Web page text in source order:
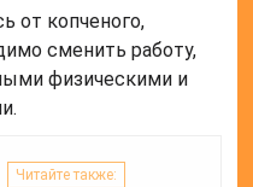
от копченого,
сменить работу,
физическими и
Читайте также: